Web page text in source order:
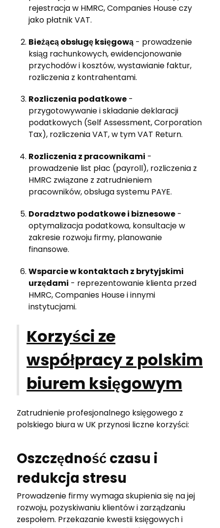
rejestracja w HMRC, Companies House czy
jako płatnik VAT.
Bieżącą obsługę księgową - prowadzenie
ksiąg rachunkowych, ewidencjonowanie
przychodów i kosztów, wystawianie faktur,
rozliczenia z kontrahentami.
Rozliczenia podatkowe -
przygotowywanie i składanie deklaracji
podatkowych (Self Assessment, Corporation
Tax), rozliczenia VAT, w tym VAT Return.
Rozliczenia z pracownikami -
prowadzenie list płac (payroll), rozliczenia z
HMRC związane z zatrudnieniem
pracowników, obsługa systemu PAYE.
Doradztwo podatkowe i biznesowe -
optymalizacja podatkowa, konsultacje w
zakresie rozwoju firmy, planowanie
finansowe.
Wsparcie w kontaktach z brytyjskimi
urzędami - reprezentowanie klienta przed
HMRC, Companies House i innymi
instytucjami.
Korzyści ze
współpracy z polskim
biurem księgowym
Zatrudnienie profesjonalnego księgowego z
polskiego biura w UK przynosi liczne korzyści:
Oszczędność czasu i
redukcja stresu
Prowadzenie firmy wymaga skupienia się na jej
rozwoju, pozyskiwaniu klientów i zarządzaniu
zespołem. Przekazanie kwestii księgowych i